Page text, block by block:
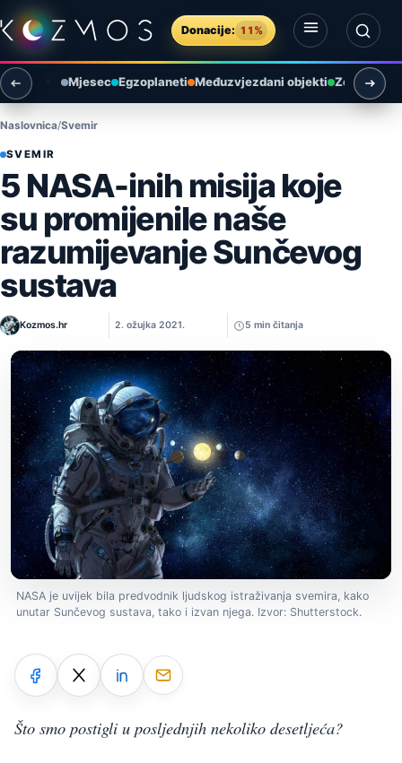
Preskoči na sadržaj
Donacije: 11%
Otvori izbornik
Otvori pretragu
Mjesec Egzoplaneti Međuzvjezdani objekti Zemlja i
Naslovnica Svemir
SVEMIR
5 NASA-inih misija koje
su promijenile naše
razumijevanje Sunčevog
sustava
Kozmos.hr 2. ožujka 2021. 5 min čitanja
NASA je uvijek bila predvodnik ljudskog istraživanja svemira, kako
unutar Sunčevog sustava, tako i izvan njega. Izvor: Shutterstock.
Što smo postigli u posljednjih nekoliko desetljeća?